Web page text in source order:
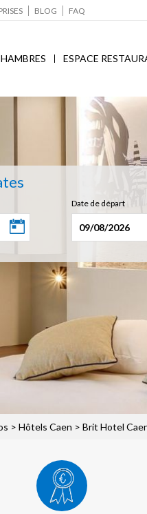
BLOG FAQ
ESPACE
Date de départ
> Hôtels Caen > Brit Hotel